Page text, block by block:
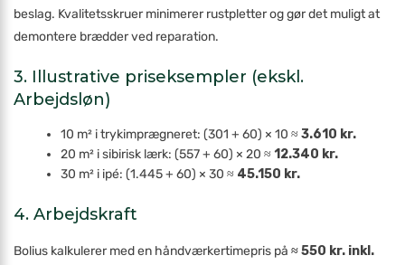
beslag. Kvalitetsskruer minimerer rust­pletter og gør det muligt at
demontere brædder ved reparation.
3. Illustrative priseksempler (ekskl.
Arbejdsløn)
10 m² i trykimprægneret: (301 + 60) × 10 ≈3.610 kr.
20 m² i sibirisk lærk: (557 + 60) × 20 ≈12.340 kr.
30 m² i ipé: (1.445 + 60) × 30 ≈ 45.150 kr.
4. Arbejdskraft
Bolius kalkulerer med en håndværker­timepris på ≈ 550 kr. inkl.